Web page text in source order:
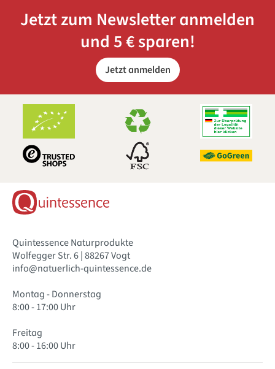
Jetzt zum Newsletter anmelden
und 5 € sparen!
Jetzt anmelden
Quintessence Naturprodukte
Wolfegger Str. 6 | 88267 Vogt
info@natuerlich-quintessence.de
Montag - Donnerstag
8:00 - 17:00 Uhr
Freitag
8:00 - 16:00 Uhr